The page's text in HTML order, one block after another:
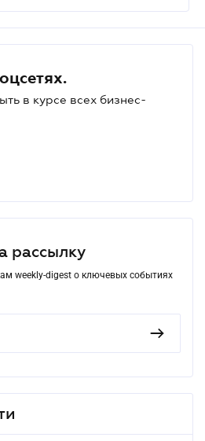
в курсе всех бизнес-
рассылку
weekly-digest о ключевых событиях